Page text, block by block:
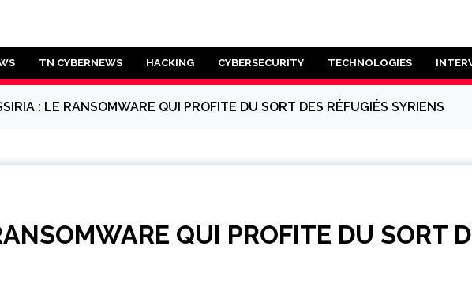
TN CYBERNEWS HACKING CYBERSECURITY TECHNOLOGIES
: LE RANSOMWARE QUI PROFITE DU SORT DES RÉFUGIÉS SYRIENS
QUI PROFITE DU SORT